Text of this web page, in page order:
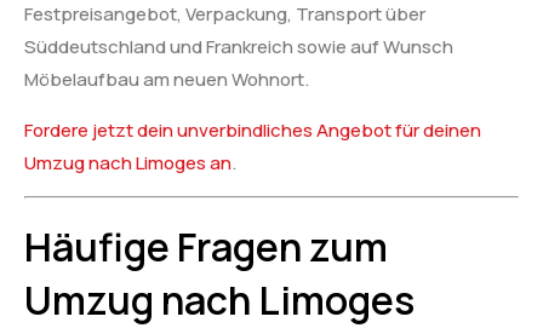
Festpreisangebot, Verpackung, Transport über
Süddeutschland und Frankreich sowie auf Wunsch
Möbelaufbau am neuen Wohnort.
Fordere jetzt dein unverbindliches Angebot für deinen
Umzug nach Limoges an.
Häufige Fragen zum
Umzug nach Limoges